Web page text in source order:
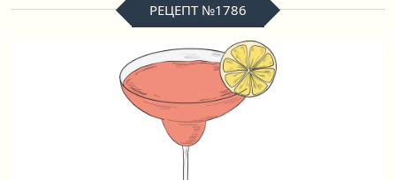
РЕЦЕПТ №1786